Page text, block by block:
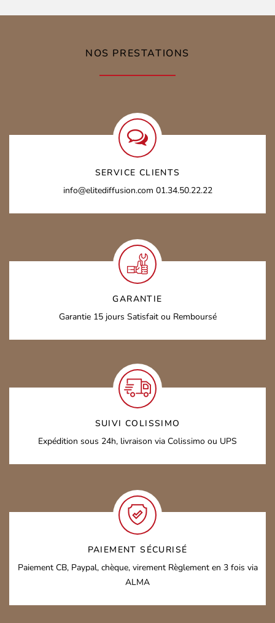
NOS PRESTATIONS
SERVICE CLIENTS
info@elitediffusion.com 01.34.50.22.22
GARANTIE
Garantie 15 jours Satisfait ou Remboursé
SUIVI COLISSIMO
Expédition sous 24h, livraison via Colissimo ou UPS
PAIEMENT SÉCURISÉ
Paiement CB, Paypal, chèque, virementRèglement en 3 fois via
ALMA